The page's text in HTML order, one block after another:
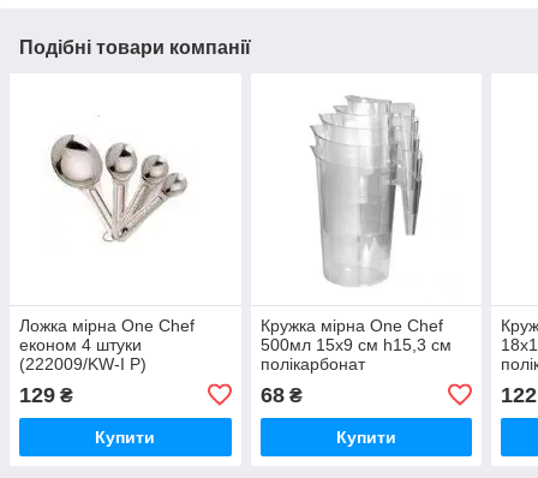
Подібні товари компанії
Ложка мірна One Chef
економ 4 штуки
(222009/KW-I P)
129 ₴
Купити
Кружка мірна One Chef
500мл 15х9 см h15,3 см
полікарбонат
68₴
Купити
122